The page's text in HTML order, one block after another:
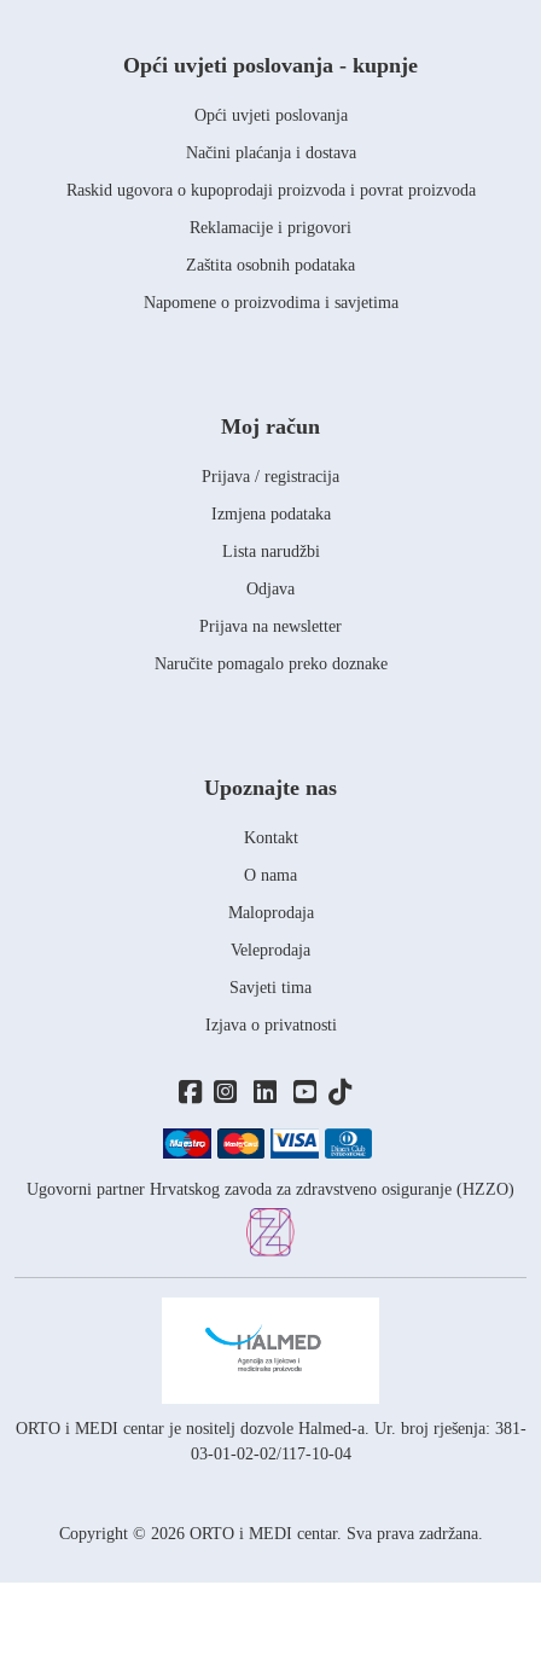
Opći uvjeti poslovanja - kupnje
Opći uvjeti poslovanja
Načini plaćanja i dostava
Raskid ugovora o kupoprodaji proizvoda i povrat proizvoda
Reklamacije i prigovori
Zaštita osobnih podataka
Napomene o proizvodima i savjetima
Moj račun
Prijava / registracija
Izmjena podataka
Lista narudžbi
Odjava
Prijava na newsletter
Naručite pomagalo preko doznake
Copyright © 2026 ORTO i MEDI centar. Sva prava zadržana.
Ugovorni partner Hrvatskog zavoda za zdravstveno osiguranje (HZZO)
ORTO i MEDI centar je nositelj dozvole Halmed-a. Ur. broj rješenja: 381-
03-01-02-02/117-10-04
Upoznajte nas
Kontakt
O nama
Maloprodaja
Veleprodaja
Savjeti tima
Izjava o privatnosti